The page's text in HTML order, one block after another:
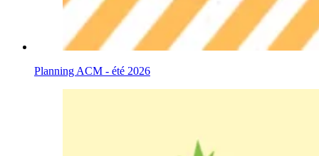
Planning ACM - été 2026